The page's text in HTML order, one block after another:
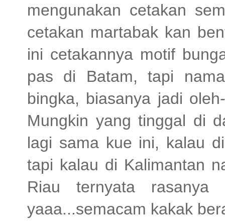
mengunakan cetakan
cetakan martabak kan
ini cetakannya motif
pas di Batam, tapi
bingka, biasanya jadi
Mungkin yang tinggal di
lagi sama kue ini, kalau
tapi kalau di Kalimantan
Riau ternyata
yaaa...semacam kakak